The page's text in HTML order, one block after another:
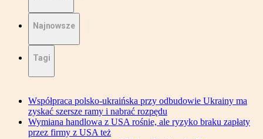
Najnowsze
Tagi
Współpraca polsko-ukraińska przy odbudowie Ukrainy ma
zyskać szersze ramy i nabrać rozpędu
Wymiana handlowa z USA rośnie, ale ryzyko braku zapłaty
przez firmy z USA też